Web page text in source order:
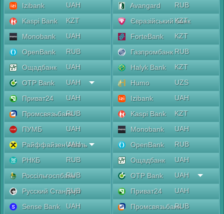
Izibank
UAH
Kaspi Bank
KZT
Monobank
UAH
OpenBank
RUB
Ощадбанк
UAH
OTP Bank
UAH
Приват24
UAH
ПромсвязьбанкRUB
ПУМБ
UAH
Райффайзен Аваль
UAH
РНКБ
RUB
Россільгоспбанк
RUB
Русский Стандарт
RUB
Sense Bank
UAH
Avangard
RUB
Євразійський банк
KZT
ForteBank
KZT
Газпромбанк RUB
Halyk Bank
KZT
Humo
UZS
Izibank
UAH
Kaspi Bank
KZT
Monobank
UAH
OpenBank
RUB
Ощадбанк
UAH
OTP Bank
UAH
Приват24
UAH
ПромсвязьбанкRUB